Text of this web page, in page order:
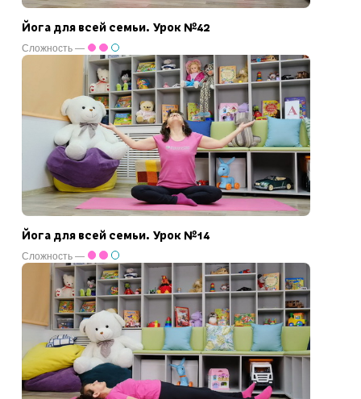
Йога для всей семьи. Урок №42
Сложность —
Йога для всей семьи. Урок №14
Сложность —